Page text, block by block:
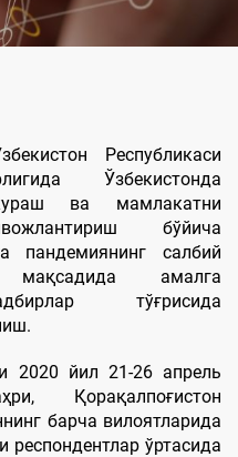
Республикаси
Ўзбекистонда
ва мамлакатни
бўйича
пандемиянинг салбий
амалга
тўғрисида
2020 йил 21-26 апрель
Қорақалпоғистон
барча вилоятларида
ўртасида